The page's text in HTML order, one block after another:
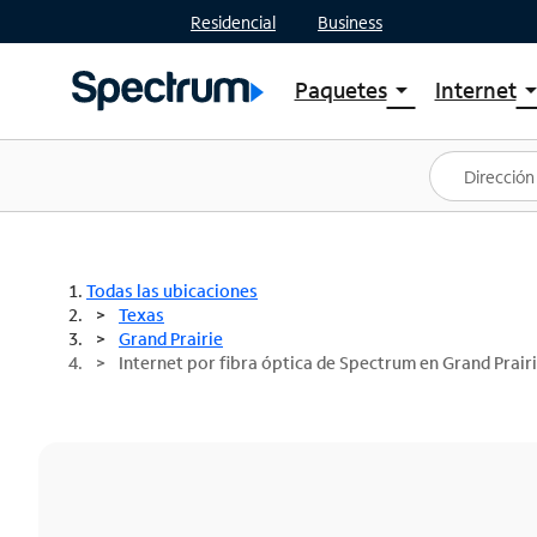
Residencial Business
Paquetesarrow_drop_down
Ver paquetes
Spectrum One
Mejores ofertas
Internetarrow_drop_down
Planes
Todas las ubicaciones
Texas
Grand Prairie
Internet por fibra óptica de Spectrum en Grand